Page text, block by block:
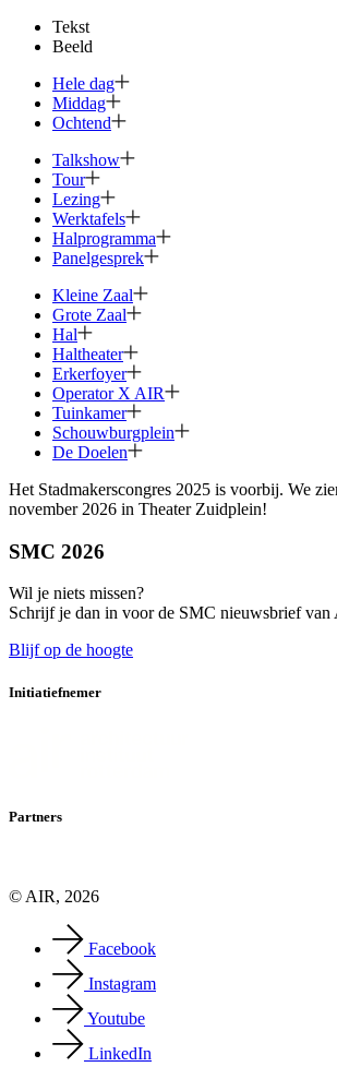
Tekst
Beeld
Hele dag
Middag
Ochtend
Talkshow
Tour
Lezing
Werktafels
Halprogramma
Panelgesprek
Kleine Zaal
Grote Zaal
Hal
Haltheater
Erkerfoyer
Operator X AIR
Tuinkamer
Schouwburg­plein
De Doelen
Het Stadmakerscongres 2025 is voorbij. We
november 2026 in Theater Zuidplein!
SMC 2026
Wil je niets missen?
Schrijf je dan in voor de SMC nieuwsbrief van
Blijf op de hoogte
Initiatiefnemer
Partners
© AIR, 2026
Facebook
Instagram
Youtube
LinkedIn